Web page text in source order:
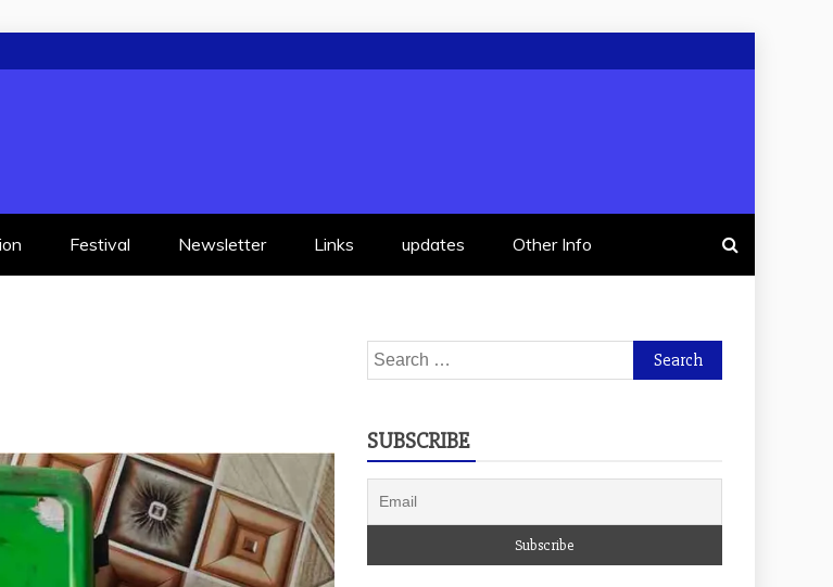
Festival Newsletter Links updates Other Info
Search
for:
SUBSCRIBE